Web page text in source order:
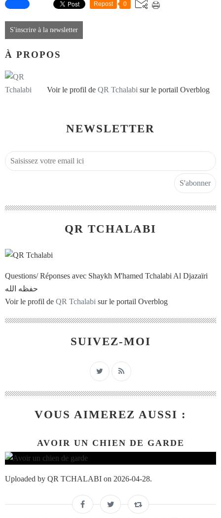
Repost 0
S'inscrire à la newsletter
À PROPOS
Voir le profil de QR Tchalabi sur le portail Overblog
NEWSLETTER
QR TCHALABI
Questions/ Réponses avec Shaykh M'hamed Tchalabi Al Djazaïri
حفظه الله
Voir le profil de QR Tchalabi sur le portail Overblog
SUIVEZ-MOI
VOUS AIMEREZ AUSSI :
AVOIR UN CHIEN DE GARDE
Uploaded by QR TCHALABI on 2026-04-28.